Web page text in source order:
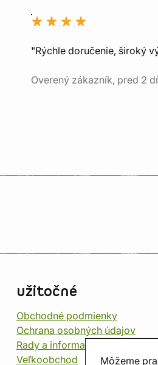
Môžeme
"Rýchle doručenie, široký
Overený zákazník, pred 2
užitočné
Obchodné podmienky
Ochrana osobných údajov
Rady a informace
Veľkoobchod